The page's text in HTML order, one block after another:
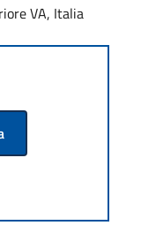
VA, Italia